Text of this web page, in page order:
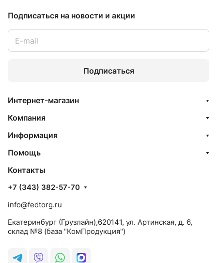
Подписаться на новости и акции
Подписаться
Интернет-магазин
Компания
Информация
Помощь
Контакты
+7 (343) 382-57-70
info@fedtorg.ru
Екатеринбург (Грузлайн),620141, ул. Артинская, д. 6,
склад №8 (база "КомПродукция")